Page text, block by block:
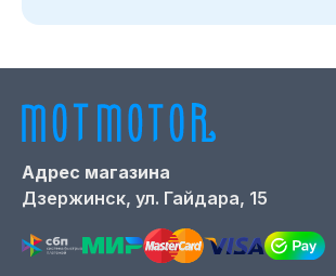
Адрес магазина
Дзержинск, ул. Гайдара, 15